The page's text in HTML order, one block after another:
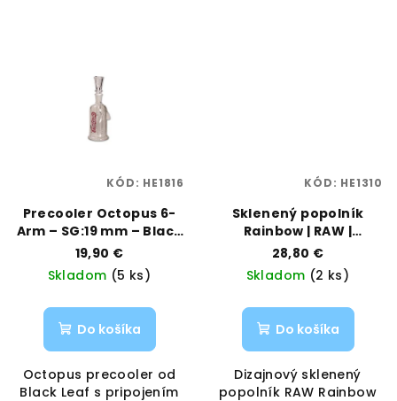
Precooler Octopus 6-
Arm – SG:19 mm – Black
Leaf | Vaporama
19,90 €
Skladom (5 ks)
Do košíka
Octopus precooler od
Black Leaf s pripojením
KÓD: HE1816
Sklenený popolník
Rainbow | RAW |
Vaporama
28,80 €
Skladom (2 ks)
Do košíka
Dizajnový sklenený
popolník RAW Rainbow
KÓD: HE1310